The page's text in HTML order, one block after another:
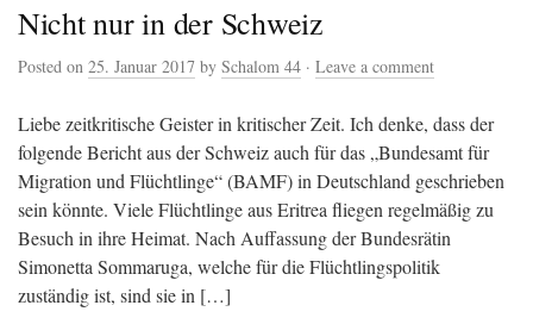
Nicht nur in der Schweiz
Posted on 25. Januar 2017 by Schalom 44 · Leave a comment
Liebe zeitkritische Geister in kritischer Zeit. Ich denke, dass der
folgende Bericht aus der Schweiz auch für das „Bundesamt für
Migration und Flüchtlinge“ (BAMF) in Deutschland geschrieben
sein könnte. Viele Flüchtlinge aus Eritrea fliegen regelmäßig zu
Besuch in ihre Heimat. Nach Auffassung der Bundesrätin
Simonetta Sommaruga, welche für die Flüchtlingspolitik
zuständig ist, sind sie in […]